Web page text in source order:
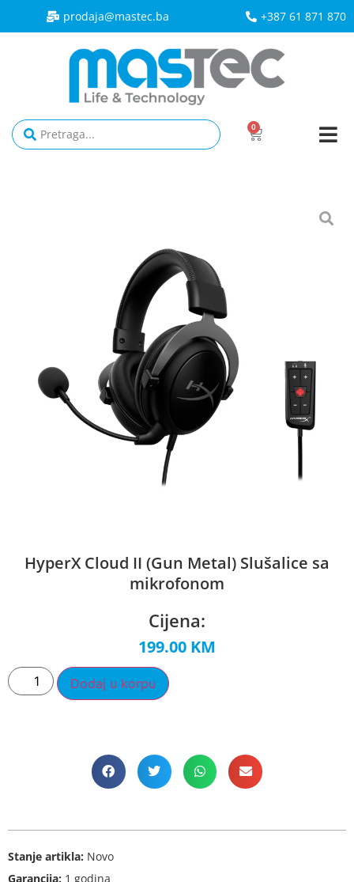
prodaja@mastec.ba​ +387 61 871 870
0
HyperX Cloud II (Gun Metal) Slušalice sa
mikrofonom
Cijena:
199.00 KM
Dodaj u korpu
Stanje artikla: Novo
Garancija: 1 godina